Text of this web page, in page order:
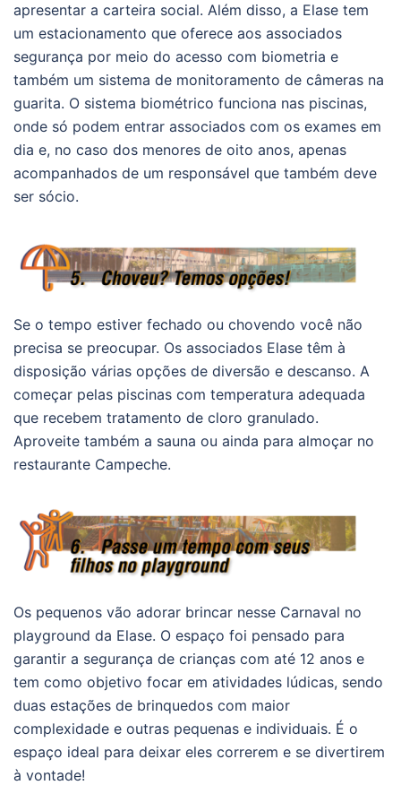
apresentar a carteira social. Além disso, a Elase tem
um estacionamento que oferece aos associados
segurança por meio do acesso com biometria e
também um sistema de monitoramento de câmeras na
guarita. O sistema biométrico funciona nas piscinas,
onde só podem entrar associados com os exames em
dia e, no caso dos menores de oito anos, apenas
acompanhados de um responsável que também deve
ser sócio.
Se o tempo estiver fechado ou chovendo você não
precisa se preocupar. Os associados Elase têm à
disposição várias opções de diversão e descanso. A
começar pelas piscinas com temperatura adequada
que recebem tratamento de cloro granulado.
Aproveite também a sauna ou ainda para almoçar no
restaurante Campeche.
Os pequenos vão adorar brincar nesse Carnaval no
playground da Elase. O espaço foi pensado para
garantir a segurança de crianças com até 12 anos e
tem como objetivo focar em atividades lúdicas, sendo
duas estações de brinquedos com maior
complexidade e outras pequenas e individuais. É o
espaço ideal para deixar eles correrem e se divertirem
à vontade!